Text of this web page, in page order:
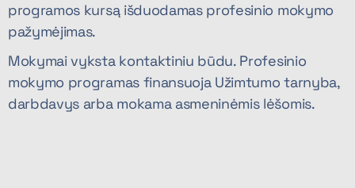
programos kursą išduodamas profesinio mokymo
pažymėjimas.
Mokymai vyksta kontaktiniu būdu. Profesinio
mokymo programas finansuoja Užimtumo tarnyba,
darbdavys arba mokama asmeninėmis lėšomis.